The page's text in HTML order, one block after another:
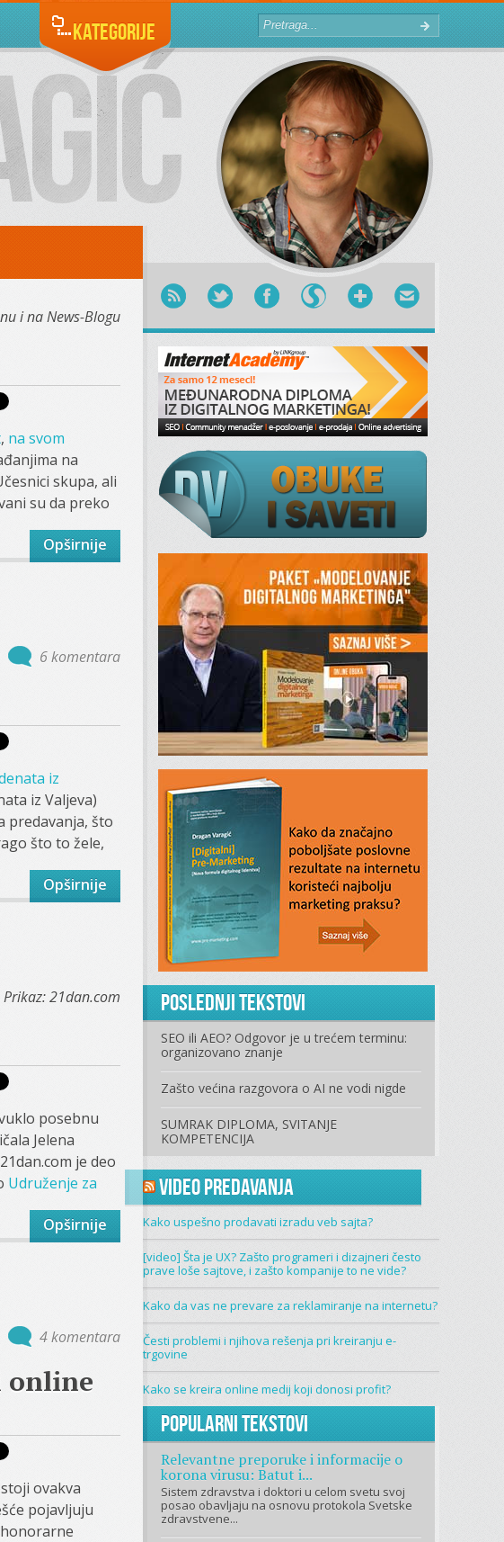
Kategorije
i na News-Blogu
, na svom
na
skupa, ali
su da preko
Opširnije
6 komentara
iz
iz Valjeva)
predavanja, što
što to žele,
Opširnije
21dan.com
posebnu
Jelena
je deo
Udruženje za
Opširnije
4 komentara
online
ovakva
pojavljuju
Poslednji tekstovi
SEO ili AEO? Odgovor je u trećem terminu:
organizovano znanje
Zašto većina razgovora o AI ne vodi nigde
SUMRAK DIPLOMA, SVITANJE
KOMPETENCIJA
Video predavanja
Kako uspešno prodavati izradu veb sajta?
[video] Šta je UX? Zašto programeri i dizajneri često
prave loše sajtove, i zašto kompanije to ne vide?
Kako da vas ne prevare za reklamiranje na internetu?
Česti problemi i njihova rešenja pri kreiranju e-
trgovine
Kako se kreira online medij koji donosi profit?
Popularni tekstovi
Relevantne preporuke i informacije o
korona virusu: Batut i...
Sistem zdravstva i doktori u celom svetu svoj
posao obavljaju na osnovu protokola Svetske
zdravstvene...